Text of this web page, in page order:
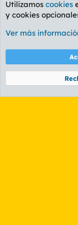
Foro General
Cookies
PL
Community platform by
Utilizamos cookies
y cookies
Ver más